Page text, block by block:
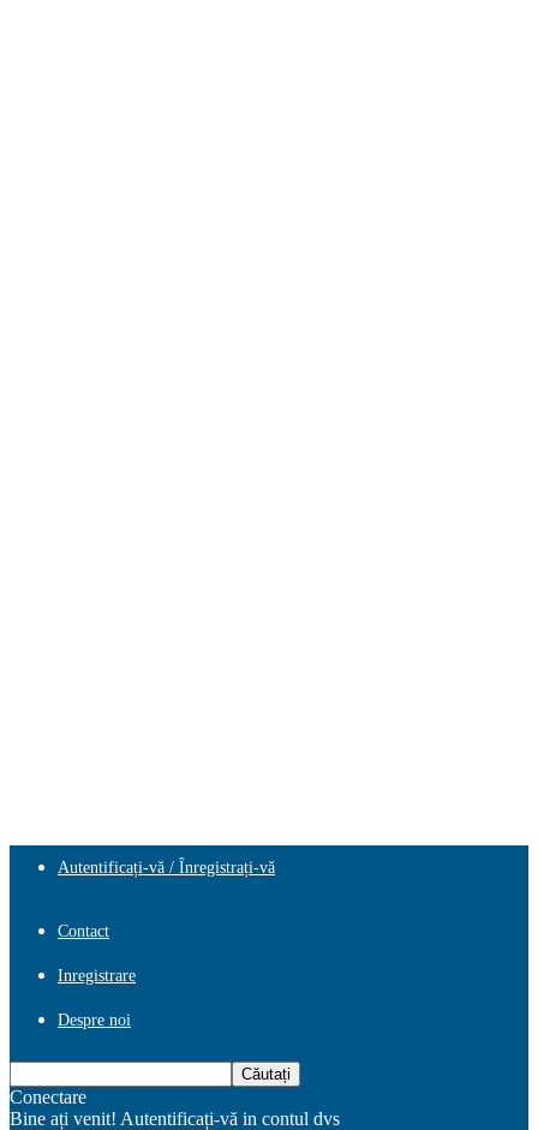
Autentificați-vă / Înregistrați-vă
Contact
Inregistrare
Despre noi
Conectare
Bine ați venit! Autentificați-vă in contul dvs